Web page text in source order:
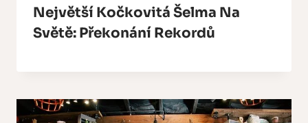
Největší Kočkovitá Šelma Na
Světě: Překonání Rekordů